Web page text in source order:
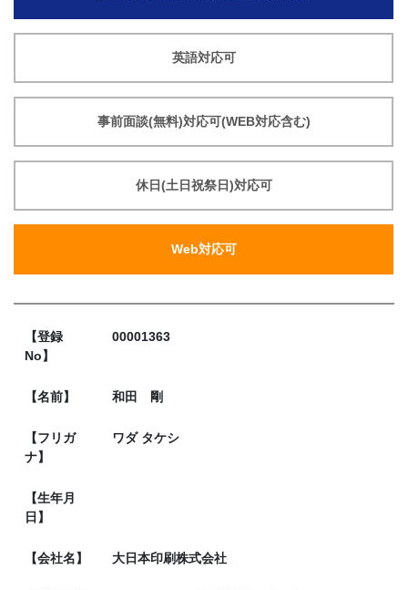
英語対応可
事前面談(無料)対応可(WEB対応含む)
休日(土日祝祭日)対応可
Web対応可
【登録
No】
00001363
【名前】 和田 剛
【フリガ
ナ】
ワダ タケシ
【生年月
日】
【会社名】 大日本印刷株式会社